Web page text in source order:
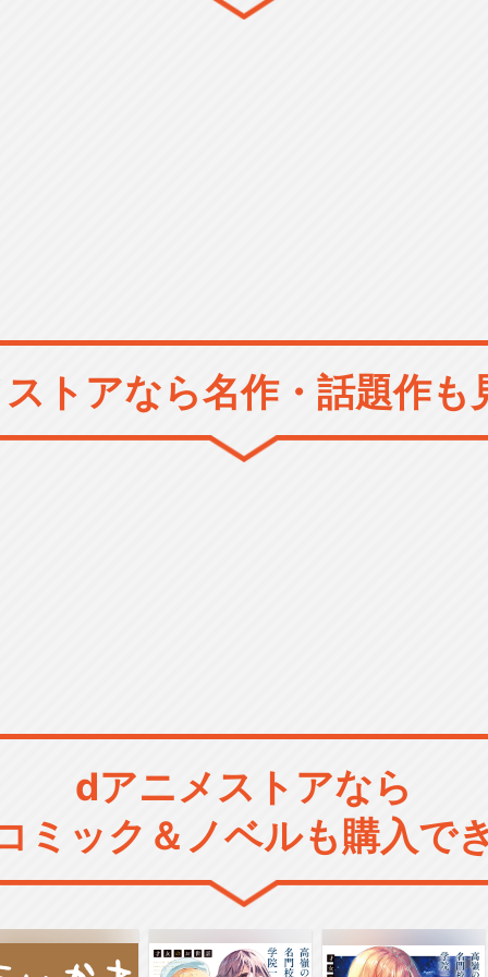
トアなら名作・話題作も
dアニメストアなら
ミック＆ノベルも購入で